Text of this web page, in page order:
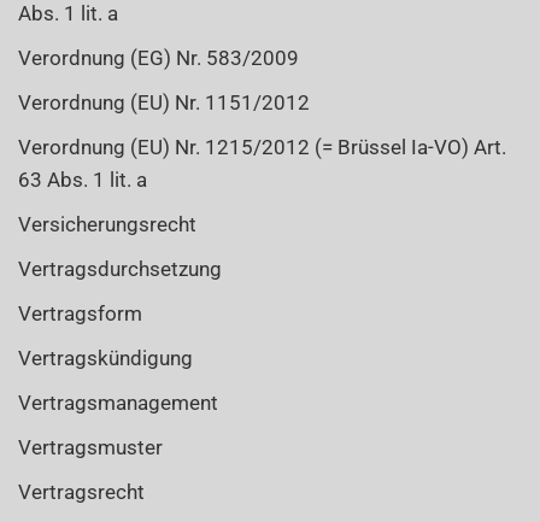
Abs. 1 lit. a
Verordnung (EG) Nr. 583/2009
Verordnung (EU) Nr. 1151/2012
Verordnung (EU) Nr. 1215/2012 (= Brüssel Ia-VO) Art.
63 Abs. 1 lit. a
Versicherungsrecht
Vertragsdurchsetzung
Vertragsform
Vertragskündigung
Vertragsmanagement
Vertragsmuster
Vertragsrecht